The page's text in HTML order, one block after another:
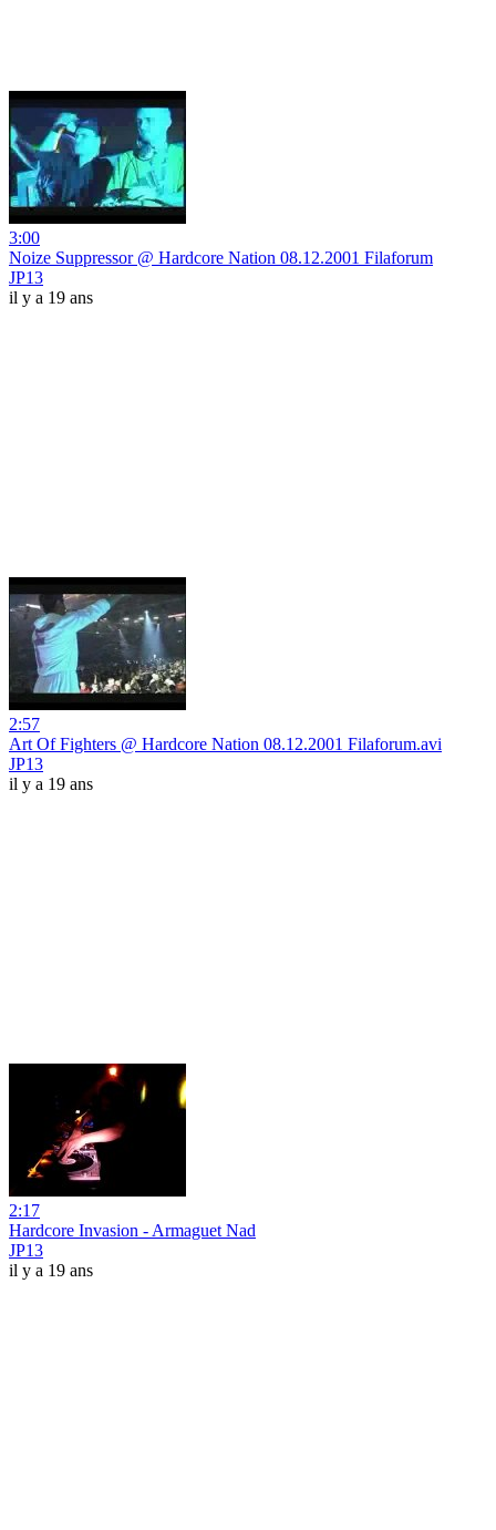
3:00
Noize Suppressor @ Hardcore Nation 08.12.2001 Filaforum
JP13
il y a 19 ans
2:57
Art Of Fighters @ Hardcore Nation 08.12.2001 Filaforum.avi
JP13
il y a 19 ans
2:17
Hardcore Invasion - Armaguet Nad
JP13
il y a 19 ans